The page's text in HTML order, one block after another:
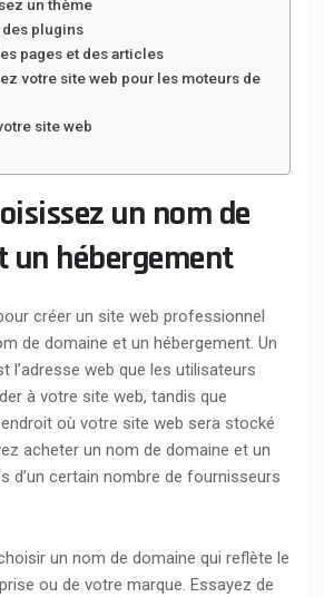
un thème
des plugins
pages et des articles
votre site web pour les moteurs de
site web
un nom de
un hébergement
créer un site web professionnel
de domaine et un hébergement. Un
l’adresse web que les utilisateurs
à votre site web, tandis que
où votre site web sera stocké
acheter un nom de domaine et un
d’un certain nombre de fournisseurs
un nom de domaine qui reflète le
ou de votre marque. Essayez de